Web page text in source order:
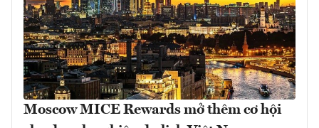
Moscow MICE Rewards mở thêm cơ hội